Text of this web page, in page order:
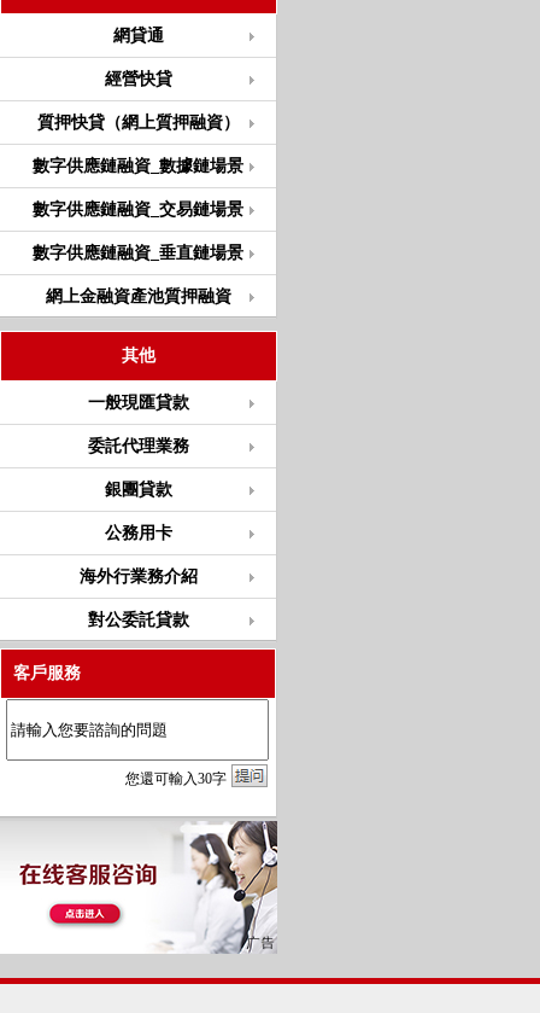
網貸通
經營快貸
質押快貸（網上質押融資）
數字供應鏈融資_數據鏈場景
數字供應鏈融資_交易鏈場景
數字供應鏈融資_垂直鏈場景
網上金融資產池質押融資
其他
一般現匯貸款
委託代理業務
銀團貸款
公務用卡
海外行業務介紹
對公委託貸款
客戶服務
您還可輸入30字